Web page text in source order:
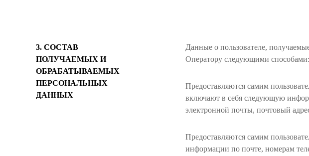
3. СОСТАВ
ПОЛУЧАЕМЫХ И
ОБРАБАТЫВАЕМЫХ
ПЕРСОНАЛЬНЫХ
ДАННЫХ
Данные о пользователе,
Оператору следующими способами:
Предоставляются самим
включают в себя следующую
электронной почты, почтовый
Предоставляются самим
информации по почте, номерам